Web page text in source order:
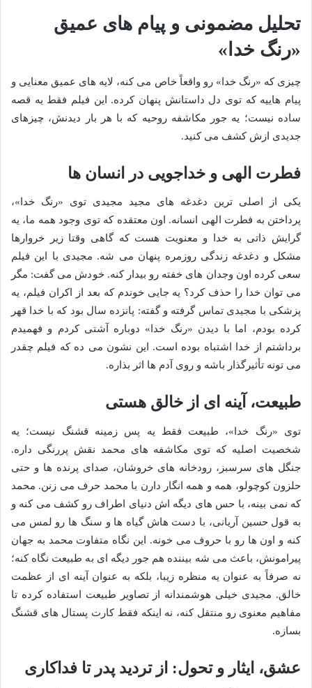
تحلیل مضمونی و پیام های عمیق
«رنگ خدا»
چیزی که «رنگ خدا» رو واقعاً خاص می کنه، لایه های عمیق معنایی و
پیام هاییه که توی دل داستانش پنهان کرده. این فیلم فقط یه قصه
ساده نیست؛ یه جور مکاشفه روحیه که با هر بار دیدنش، چیزهای
جدیدی ازش کشف می کنید.
فطرت الهی و خداجویی در انسان ها
یکی از اصلی ترین دغدغه های مجید مجیدی توی «رنگ خدا»،
پرداختن به فطرت الهی انسانه. اون معتقده که توی وجود همه ما، یه
گرایش ذاتی به خدا و معنویت هست که گاهی وقتا زیر خروارها
مشکل و دغدغه زندگی روزمره پنهان می شه. مجیدی با این فیلم
سعی کرده اون وجدان های خفته رو بیدار کنه. خودش می گفت: مگر
می توان خدا را حذف کرد؟ یه جایی خوندم که بعد از اکران فیلم، یه
پزشکی با مجیدی تماس گرفته و گفته: پانزده سال بود که با خدا قهر
کرده بودم، اما با دیدن «رنگ خدا» دوباره آشتی کردم و فهمیدم
برداشتم از خدا اشتباه بوده است. این نشون می ده که فیلم چقدر
می تونه تأثیرگذار باشه و روی آدم ها اثر بذاره.
طبیعت، آینه ای از خالق هستی
توی «رنگ خدا»، طبیعت فقط یه پس زمینه قشنگ نیست؛ یه
شخصیت اصلیه که توی مکاشفه های محمد نقش پررنگی داره.
جنگل های سرسبز، رودخانه های خروشان، صدای پرنده ها و حتی
حلزون کوچولو، همه و همه انگار دارن با محمد حرف می زنن. محمد
که نمی بینه، با حس های دیگه اش دنیای اطراف رو کشف می کنه و
به قول حسین آریانی، با دست هاش گیاه ها و سنگ ها رو لمس می
کنه و اون ها رو با حروف می خونه. این نگاه متفاوت محمد به جهان
پیرامونش، باعث می شه بیننده هم جور دیگه ای به طبیعت نگاه کنه؛
نه صرفاً به عنوان یه منظره زیبا، بلکه به عنوان آینه ای از عظمت
خالق. مجیدی خیلی هوشمندانه از تصاویر طبیعت استفاده کرده تا
مفاهیم معنوی رو منتقل کنه، نه اینکه فقط کارت پستال های قشنگ
بسازه.
عشق، ایثار و تحول: از تردید پدر تا فداکاری